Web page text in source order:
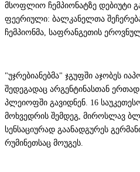
მსოფლიო ჩემპიონატზე დებიუტი
ფეერიული: ბალკანელთა
ჩემპიონმა, საფრანგეთის
"უჯრებიანებმა" ჯგუფში აჯობეს
შედეგადაც არგენტინასთან
პლეიოფში გავიდნენ. 16
მოხვედრის შემდეგ, მიროსლავ
სენსაციურად გაანადგურეს
რუმინეთსაც მოუგეს.